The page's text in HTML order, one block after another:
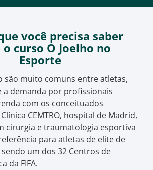
você precisa saber
curso O Joelho no
Esporte
são muito comuns entre atletas,
a demanda por profissionais
com os conceituados
CEMTRO, hospital de Madrid,
cirurgia e traumatologia esportiva
para atletas de elite de
um dos 32 Centros de
da FIFA.